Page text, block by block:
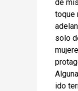
de
toque
solo
ido